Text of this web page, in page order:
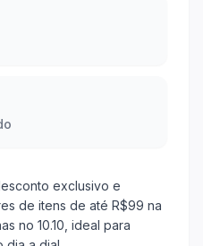
exclusivo e
de itens de até R$99 na
no 10.10, ideal para